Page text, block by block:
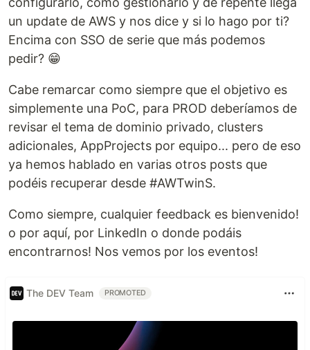
un update de AWS y nos dice y si lo hago por ti?
Encima con SSO de serie que más podemos
pedir? 😁
Cabe remarcar como siempre que el objetivo es
simplemente una PoC, para PROD deberíamos de
revisar el tema de dominio privado, clusters
adicionales, AppProjects por equipo... pero de eso
ya hemos hablado en varias otros posts que
podéis recuperar desde #AWTwinS.
Como siempre, cualquier feedback es bienvenido!
o por aquí, por LinkedIn o donde podáis
encontrarnos! Nos vemos por los eventos!
The DEV Team PROMOTED